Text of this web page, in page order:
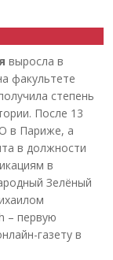
выросла в
факультете
степень
После 13
в Париже, а
в должности
в
Зелёный
– первую
газету в